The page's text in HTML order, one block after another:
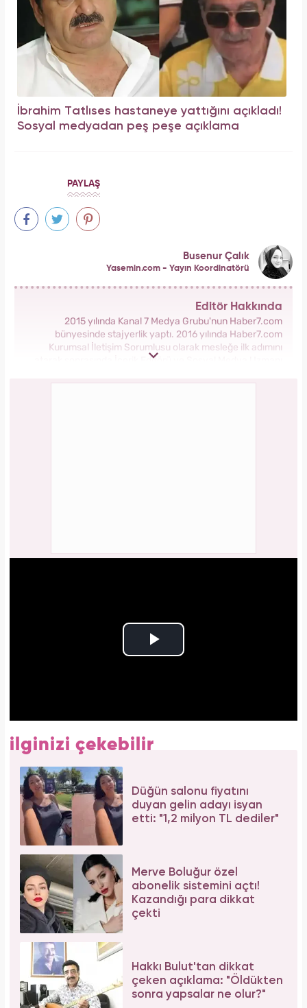
İbrahim Tatlıses hastaneye yattığını açıkladı!
Sosyal medyadan peş peşe açıklama
PAYLAŞ
Busenur Çalık
Yasemin.com - Yayın Koordinatörü
Editör Hakkında
2015 yılında Kanal 7 Medya Grubu'nun Haber7.com
bünyesinde stajyerlik yaptı. 2016 yılında Haber7.com
Kurumsal İletişim Sorumlusu olarak mesleğe ilk adımını
atarak sonrasında İçerik Editörü ve Sosyal Medya Uzmanı
Kadın Sitesinde önce Haber Editörü sonrasında Haber Şefi
ilginizi çekebilir
Düğün salonu fiyatını
duyan gelin adayı isyan
etti: "1,2 milyon TL dediler"
Merve Boluğur özel
abonelik sistemini açtı!
Kazandığı para dikkat
çekti
Hakkı Bulut'tan dikkat
çeken açıklama: "Öldükten
sonra yapsalar ne olur?"